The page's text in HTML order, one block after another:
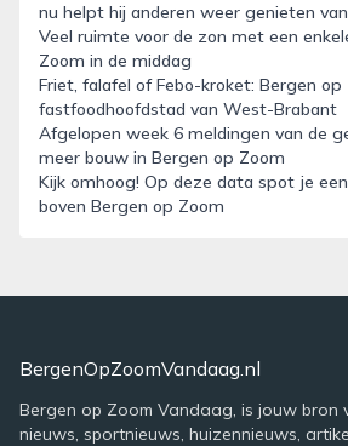
nu helpt hij anderen weer genieten
Veel ruimte voor de zon met een
Zoom in de middag
Friet, falafel of Febo-kroket: Bergen op
fastfoodhoofdstad van West-Brabant
Afgelopen week 6 meldingen van de
meer bouw in Bergen op Zoom
Kijk omhoog! Op deze data spot je
boven Bergen op Zoom
BergenOpZoomVandaag.nl
Bergen op Zoom Vandaag, is jouw bron
nieuws, sportnieuws, huizennieuws,